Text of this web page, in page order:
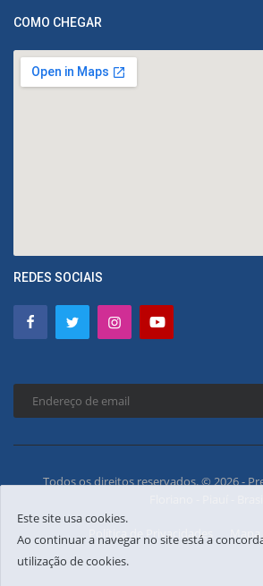
COMO CHEGAR
REDES SOCIAIS
Todos os direitos reservados. © 2026 -
Política de Privacidades
Este site usa cookies.
Ao continuar a navegar no site está a
utilização de cookies.